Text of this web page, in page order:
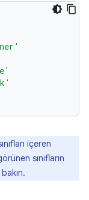
içeren
sınıfların